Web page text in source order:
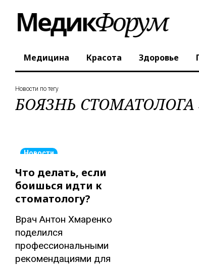
Медицина Красота Здоровье
Новости по тегу
БОЯЗНЬ СТОМАТОЛОГА
Новости
Что делать, если
боишься идти к
стоматологу?
Врач Антон Хмаренко
поделился
профессиональными
рекомендациями для